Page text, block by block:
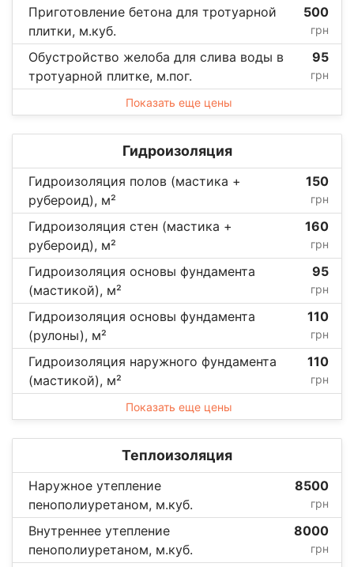
Приготовление бетона для тротуарной
плитки, м.куб.
500
грн
Обустройство желоба для слива воды в
тротуарной плитке, м.пог.
95
грн
Показать еще цены
Гидроизоляция
Гидроизоляция полов (мастика +
рубероид), м²
150
грн
Гидроизоляция стен (мастика +
рубероид), м²
160
грн
Гидроизоляция основы фундамента
(мастикой), м²
95
грн
Гидроизоляция основы фундамента
(рулоны), м²
110
грн
Гидроизоляция наружного фундамента
(мастикой), м²
110
грн
Показать еще цены
Теплоизоляция
Наружное утепление
пенополиуретаном, м.куб.
8500
грн
Внутреннее утепление
пенополиуретаном, м.куб.
8000
грн